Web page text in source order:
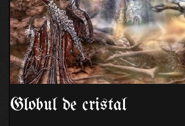
Globul de cristal